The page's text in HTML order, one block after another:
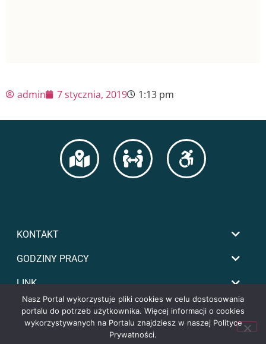
admin 7 stycznia, 2019 1:13 pm
KONTAKT
GODZINY PRACY
LINK
Nasz Portal wykorzystuje pliki cookies w celu dostosowania
portalu do potrzeb użytkownika. Więcej informacji o cookies
wykorzystywanych na Portalu znajdziesz w naszej Polityce
Prywatności.